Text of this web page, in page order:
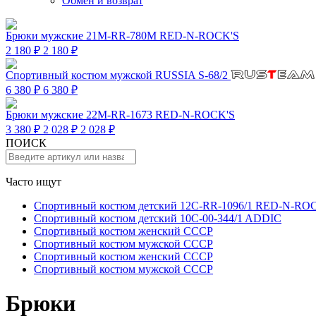
Брюки мужские 21M-RR-780M RED-N-ROCK'S
2 180 ₽ 2 180 ₽
Спортивный костюм мужской RUSSIA S-68/2
6 380 ₽ 6 380 ₽
Брюки мужские 22M-RR-1673 RED-N-ROCK'S
3 380 ₽ 2 028 ₽ 2 028 ₽
ПОИСК
Часто ищут
Спортивный костюм детский 12C-RR-1096/1 RED-N-
Спортивный костюм детский 10C-00-344/1 ADDIC
Спортивный костюм женский СССР
Спортивный костюм мужской СССР
Спортивный костюм женский СССР
Спортивный костюм мужской СССР
Брюки